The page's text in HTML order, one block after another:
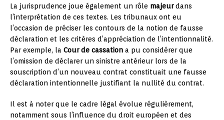
La jurisprudence joue également un rôle majeurdans
l’interprétation de ces textes. Les tribunaux ont eu
l’occasion de préciser les contours de la notion de fausse
déclaration et les critères d’appréciation de l’intentionnalité.
Par exemple, la Cour de cassation a pu considérer que
l’omission de déclarer un sinistre antérieur lors de la
souscription d’un nouveau contrat constituait une fausse
déclaration intentionnelle justifiant la nullité du contrat.
Il est à noter que le cadre légal évolue régulièrement,
notamment sous l’influence du droit européen et des